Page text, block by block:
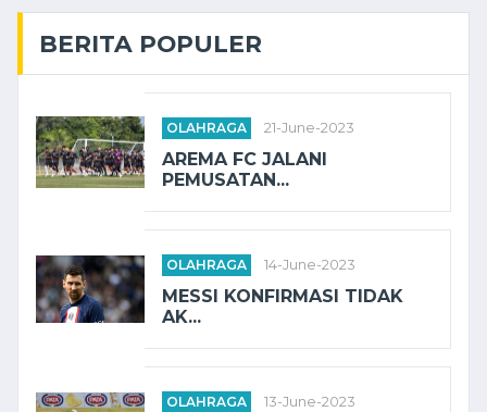
BERITA POPULER
OLAHRAGA 21-June-2023
AREMA FC JALANI
PEMUSATAN...
OLAHRAGA 14-June-2023
MESSI KONFIRMASI TIDAK
AK...
OLAHRAGA 13-June-2023